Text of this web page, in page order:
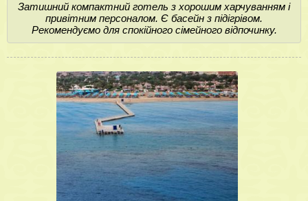
Затишний компактний готель з хорошим харчуванням і
привітним персоналом. Є басейн з підігрівом.
Рекомендуємо для спокійного сімейного відпочинку.